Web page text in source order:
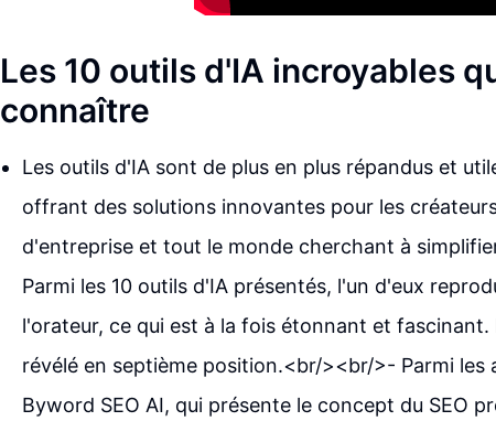
Les 10 outils d'IA incroyables
connaître
Les outils d'IA sont de plus en plus répandus et
offrant des solutions innovantes pour les
d'entreprise et tout le monde cherchant à
Parmi les 10 outils d'IA présentés, l'un d'eux
l'orateur, ce qui est à la fois étonnant et
révélé en septième position.<br/><br/>- Parmi les
Byword SEO AI, qui présente le concept du SEO